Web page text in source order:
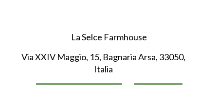
La Selce Farmhouse
Via XXIV Maggio, 15, Bagnaria Arsa, 33050,
Italia